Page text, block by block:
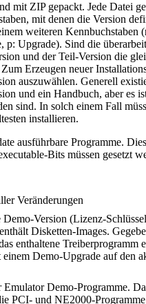
mit ZIP gepackt. Jede Datei
mit denen die Version
weiteren Kennbuchstaben
Upgrade). Sind die
und der Teil-Version die
Erzeugen neuer
auszuwählen. Generell
und ein Handbuch, aber es
sind. In solch einem Fall
installieren.
ausführbare Programme.
Bits müssen gesetzt
Veränderungen
Demo-Version (Lizenz-
Disketten-Images.
enthaltene Treiberprogramm
Demo-Upgrade auf den
Emulator Demo-Programme.
PCI- und NE2000-